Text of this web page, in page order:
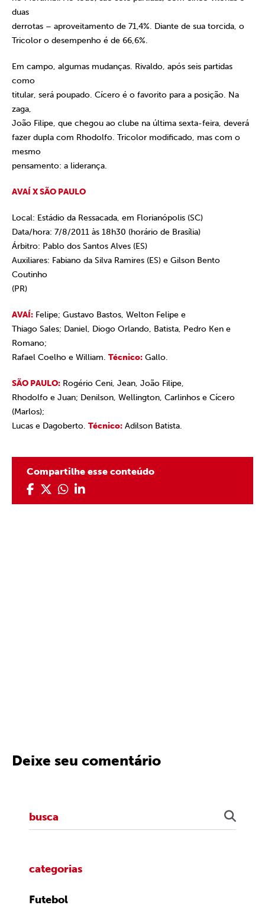
duas
derrotas – aproveitamento de 71,4%. Diante de sua torcida, o
Tricolor o desempenho é de 66,6%.
Em campo, algumas mudanças. Rivaldo, após seis partidas
como
titular, será poupado. Cícero é o favorito para a posição. Na
zaga,
João Filipe, que chegou ao clube na última sexta-feira, deverá
fazer dupla com Rhodolfo. Tricolor modificado, mas com o
mesmo
pensamento: a liderança.
AVAÍ X SÃO PAULO
Local: Estádio da Ressacada, em Florianópolis (SC)
Data/hora: 7/8/2011 às 18h30 (horário de Brasília)
Árbitro: Pablo dos Santos Alves (ES)
Auxiliares: Fabiano da Silva Ramires (ES) e Gilson Bento
Coutinho
(PR)
AVAÍ: Felipe; Gustavo Bastos, Welton Felipe e
Thiago Sales; Daniel, Diogo Orlando, Batista, Pedro Ken e
Romano;
Rafael Coelho e William. Técnico: Gallo.
SÃO PAULO: Rogério Ceni, Jean, João Filipe,
Rhodolfo e Juan; Denilson, Wellington, Carlinhos e Cícero
(Marlos);
Lucas e Dagoberto. Técnico: Adilson Batista.
Compartilhe esse conteúdo
Deixe seu comentário
categorias
Futebol